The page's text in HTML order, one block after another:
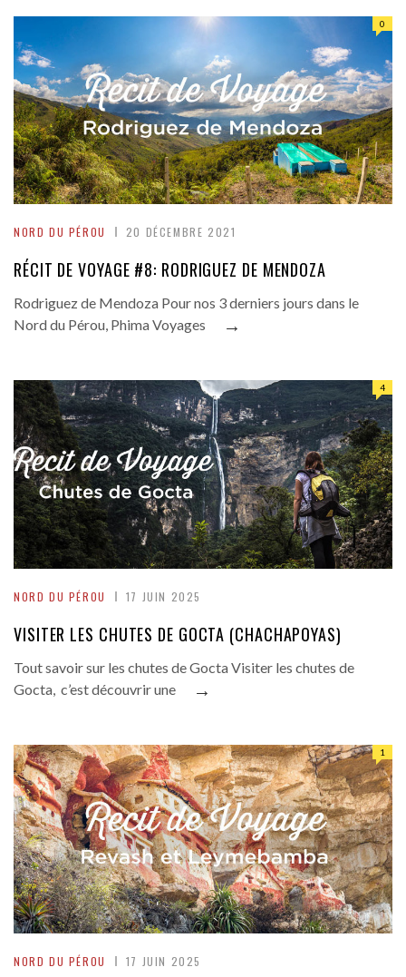
NORD DU PÉROU 20 DÉCEMBRE 2021
0
RÉCIT DE VOYAGE #8: RODRIGUEZ DE MENDOZA
Rodriguez de Mendoza Pour nos 3 derniers jours dans le
Nord du Pérou, Phima Voyages
→
NORD DU PÉROU 17 JUIN 2025
4
VISITER LES CHUTES DE GOCTA (CHACHAPOYAS)
Tout savoir sur les chutes de Gocta Visiter les chutes de
Gocta, c’est découvrir une
→
NORD DU PÉROU 17 JUIN 2025
1